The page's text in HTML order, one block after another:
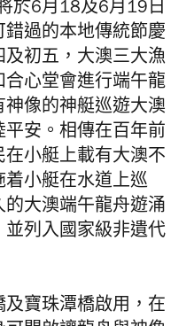
於6月18及6月19日
過的本地傳統節慶
初五，大澳三大漁
心堂會進行端午龍
像的神艇巡遊大澳
安。 相傳在百年前
小艇上載有大澳不
着小艇在水道上巡
的大澳端午龍舟遊涌
並列入國家級非遺代
寶珠潭橋啟用，在